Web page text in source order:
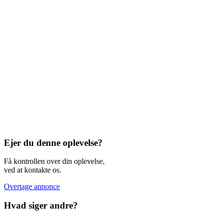
Ejer du denne oplevelse?
Få kontrollen over din oplevelse,
ved at kontakte os.
Overtage annonce
Hvad siger andre?